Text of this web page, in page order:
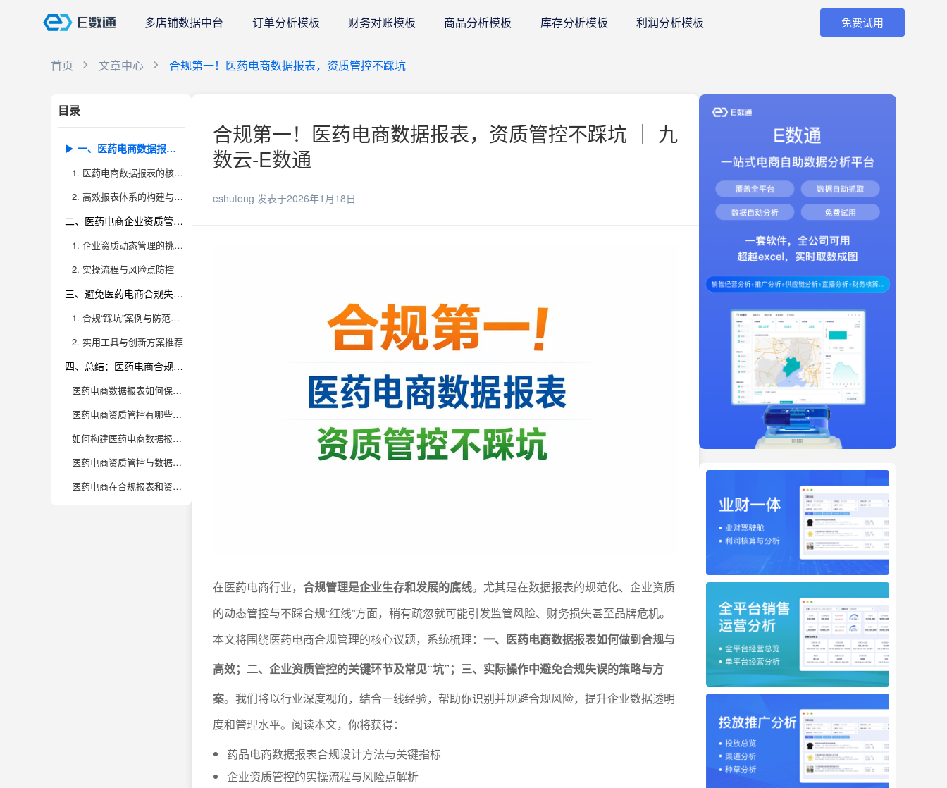
多店铺数据中台 订单分析模板 财务对账模板 商品分析模板 库存分析模板 利润分析模板 免费试用
首页 文章中心 合规第一！医药电商数据报表，资质管控不踩坑
目录
一、医药电商数据报表合规与高效的底层逻辑
1. 医药电商数据报表的核心合规要求
2. 高效报表体系的构建与落地
二、医药电商企业资质管控的关键环节
1. 企业资质动态管理的挑战与痛点
2. 实操流程与风险点防控
三、避免医药电商合规失误的实用策略
1. 合规“踩坑”案例与防范经验
2. 实用工具与创新方案推荐
四、总结：医药电商合规管理的价值与未来趋势
医药电商数据报表如何保证合规性？
医药电商资质管控有哪些易踩的坑？
如何构建医药电商数据报表的自动化合规体系？
医药电商资质管控与数据分析如何协同提升企业竞争力？
医药电商在合规报表和资质管控数字化转型时有哪些挑战？
合规第一！医药电商数据报表，资质管控不踩坑 ｜ 九
数云-E数通
eshutong 发表于2026年1月18日
在医药电商行业， 合规管理是企业生存和发展的底线。尤其是在数据报表的规范化、企业资质
的动态管控与不踩合规“红线”方面，稍有疏忽就可能引发监管风险、财务损失甚至品牌危机。
本文将围绕医药电商合规管理的核心议题，系统梳理： 一、医药电商数据报表如何做到合规与
高效；二、企业资质管控的关键环节及常见“坑”；三、实际操作中避免合规失误的策略与方
案。我们将以行业深度视角，结合一线经验，帮助你识别并规避合规风险，提升企业数据透明
度和管理水平。阅读本文，你将获得：
药品电商数据报表合规设计方法与关键指标
企业资质管控的实操流程与风险点解析